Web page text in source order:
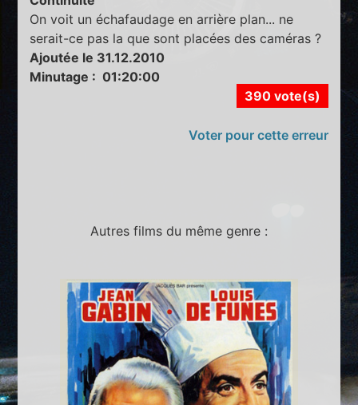
On voit un échafaudage en arrière plan... ne
serait-ce pas la que sont placées des caméras ?
Ajoutée le 31.12.2010
Minutage : 01:20:00
390 vote(s)
Voter pour cette erreur
Autres films du même genre :